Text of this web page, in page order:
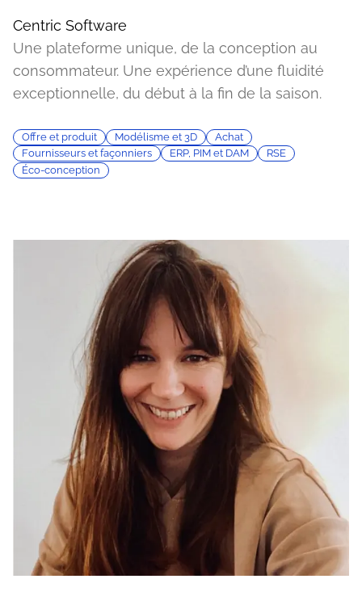
Centric Software
Une plateforme unique, de la conception au
consommateur. Une expérience d’une fluidité
exceptionnelle, du début à la fin de la saison.
Offre et produit Modélisme et 3D
Achat
Fournisseurs et façonniers
ERP, PIM et DAM
RSE
Éco-conception